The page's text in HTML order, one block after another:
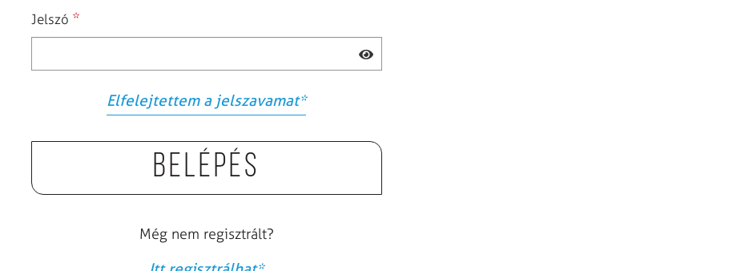
Jelszó *
Elfelejtettem a jelszavamat*
Belépés
Még nem regisztrált?